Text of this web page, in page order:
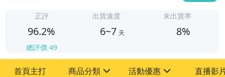
正評
96.2%
總評價 49
出貨速度
6~7 天
未出貨率
8%
首頁主打 商品分類 活動優惠 直播影